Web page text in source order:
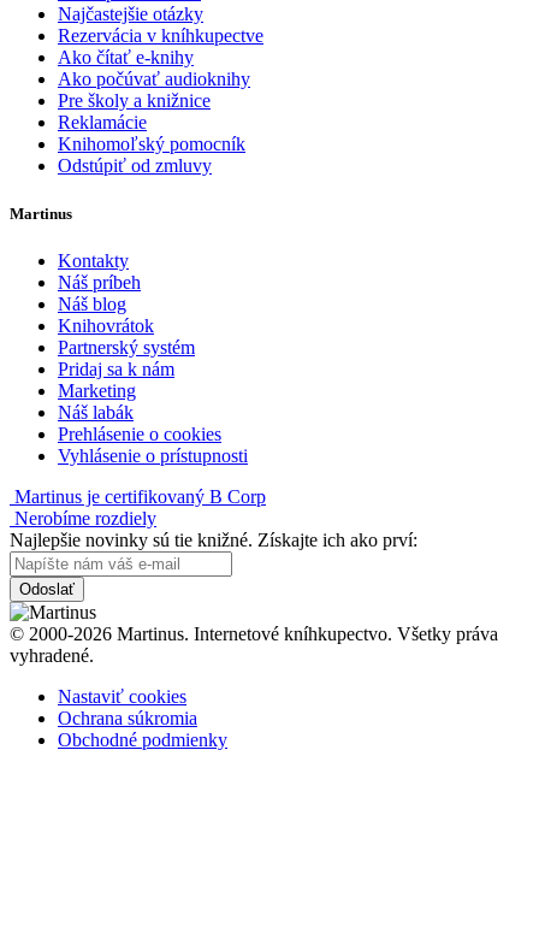
Najčastejšie otázky
Rezervácia v kníhkupectve
Ako čítať e-knihy
Ako počúvať audioknihy
Pre školy a knižnice
Reklamácie
Knihomoľský pomocník
Odstúpiť od zmluvy
Martinus
Kontakty
Náš príbeh
Náš blog
Knihovrátok
Partnerský systém
Pridaj sa k nám
Marketing
Náš labák
Prehlásenie o cookies
Vyhlásenie o prístupnosti
Martinus je certifikovaný B Corp
Nerobíme rozdiely
Najlepšie novinky sú tie knižné. Získajte ich ako prví:
Odoslať
© 2000-2026 Martinus. Internetové kníhkupectvo. Všetky práva
vyhradené.
Nastaviť cookies
Ochrana súkromia
Obchodné podmienky